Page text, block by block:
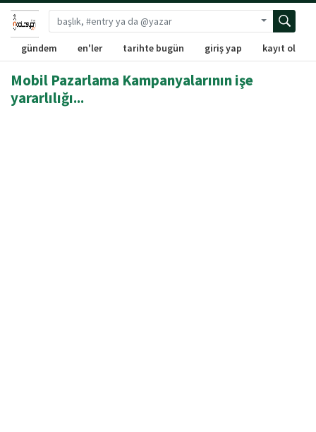
Gelişmiş
gündem en'ler tarihte bugün giriş yap kayıt ol
Mobil Pazarlama Kampanyalarının işe
yararlılığı...